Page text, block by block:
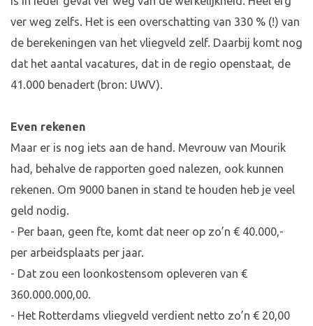
ver weg zelfs. Het is een overschatting van 330 % (!) van
de berekeningen van het vliegveld zelf. Daarbij komt nog
dat het aantal vacatures, dat in de regio openstaat, de
41.000 benadert (bron: UWV).
Even rekenen
Maar er is nog iets aan de hand. Mevrouw van Mourik
had, behalve de rapporten goed nalezen, ook kunnen
rekenen. Om 9000 banen in stand te houden heb je veel
geld nodig.
- Per baan, geen fte, komt dat neer op zo’n € 40.000,-
per arbeidsplaats per jaar.
- Dat zou een loonkostensom opleveren van €
360.000.000,00.
- Het Rotterdams vliegveld verdient netto zo’n € 20,00